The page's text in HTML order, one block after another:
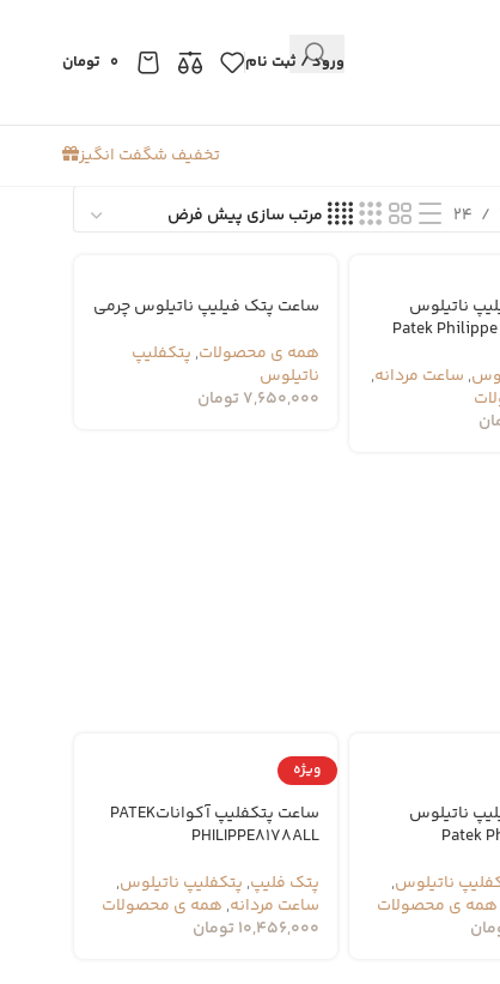
ورود / ثبت نام 0 تومان
تخفیف شگفت انگیز
24
ناتیلوس
Patek
, ساعت مردانه,
ساعت پتک فیلیپ ناتیلوس چرمی
همه ی محصولات, پتکفلیپ
ناتیلوس
7,650,000تومان
ناتیلوس
ناتیلوس,
همه ی محصولات
ویژه
ساعت پتکفلیپ آکواناتPATEK
PHILIPPE8178ALL
پتک فلیپ, پتکفلیپ ناتیلوس,
ساعت مردانه, همه ی محصولات
10,456,000تومان